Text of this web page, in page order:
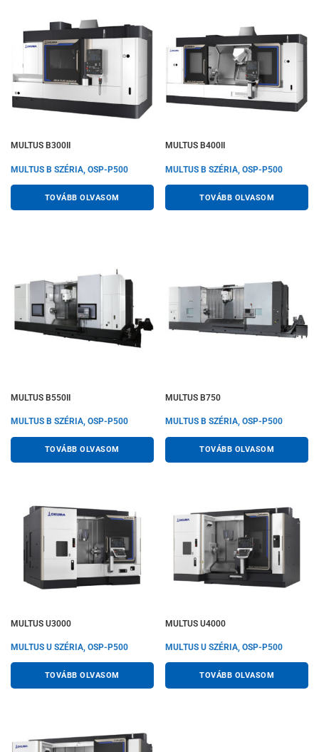
MULTUS B300II
MULTUS B SZÉRIA, OSP-P500
TOVÁBB OLVASOM
MULTUS B400II
MULTUS B SZÉRIA, OSP-P500
TOVÁBB OLVASOM
MULTUS B550II
MULTUS B SZÉRIA, OSP-P500
TOVÁBB OLVASOM
MULTUS B750
MULTUS B SZÉRIA, OSP-P500
TOVÁBB OLVASOM
MULTUS U3000
MULTUS U SZÉRIA, OSP-P500
TOVÁBB OLVASOM
MULTUS U4000
MULTUS U SZÉRIA, OSP-P500
TOVÁBB OLVASOM